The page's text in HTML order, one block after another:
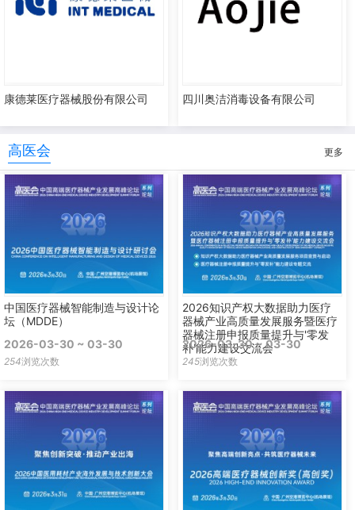
康德莱医疗器械股份有限公司 四川奥洁消毒设备有限公司
高医会 更多
中国医疗器械智能制造与设计论
坛（MDDE）
2026-03-30 ~ 03-30
254浏览次数
2026知识产权大数据助力医疗
器械产业高质量发展服务暨医疗
器械注册申报质量提升与'零发
补'能力建设交流会
2026-03-30 ~ 03-30
245浏览次数